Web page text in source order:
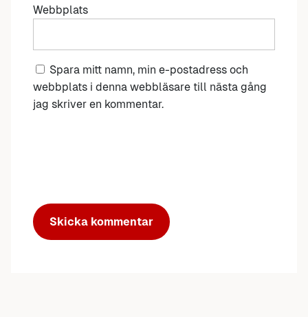
Webbplats
Spara mitt namn, min e-postadress och
webbplats i denna webbläsare till nästa gång
jag skriver en kommentar.